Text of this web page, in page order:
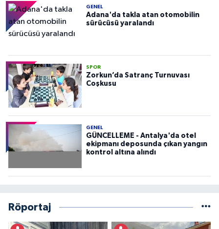
GENEL
Adana'da takla atan otomobilin
sürücüsü yaralandı
SPOR
Zorkun’da Satranç Turnuvası
Coşkusu
GENEL
GÜNCELLEME - Antalya'da otel
ekipmanı deposunda çıkan yangın
kontrol altına alındı
Röportaj